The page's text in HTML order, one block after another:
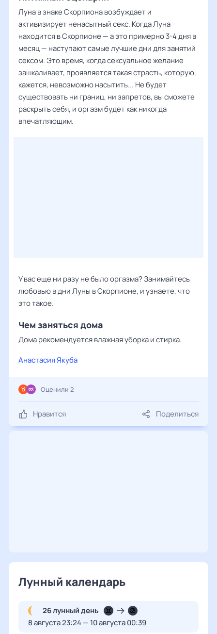
Луна в знаке Скорпиона возбуждает и
активизирует ненасытный секс. Когда Луна
находится в Скорпионе — а это примерно 3-4 дня в
месяц — наступают самые лучшие дни для занятий
сексом. Это время, когда сексуальное желание
зашкаливает, проявляется такая страсть, которую,
кажется, невозможно насытить... Не будет
существовать ни границ, ни запретов, вы сможете
раскрыть себя, и оргазм будет как никогда
впечатляющим.
У вас еще ни разу не было оргазма? Занимайтесь
любовью в дни Луны в Скорпионе, и узнаете, что
это такое.
Чем заняться дома
Дома рекомендуется влажная уборка и стирка.
Анастасия Якуба
Нравится Поделиться
Оценили 2
Лунный календарь
26 лунный день
8 августа 23:24 — 10 августа 00:39